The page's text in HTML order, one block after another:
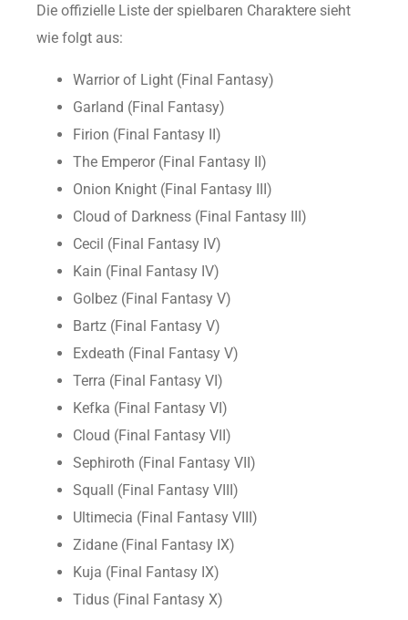
Die offizielle Liste der spielbaren Charaktere sieht
wie folgt aus:
Warrior of Light (Final Fantasy)
Garland (Final Fantasy)
Firion (Final Fantasy II)
The Emperor (Final Fantasy II)
Onion Knight (Final Fantasy III)
Cloud of Darkness (Final Fantasy III)
Cecil (Final Fantasy IV)
Kain (Final Fantasy IV)
Golbez (Final Fantasy V)
Bartz (Final Fantasy V)
Exdeath (Final Fantasy V)
Terra (Final Fantasy VI)
Kefka (Final Fantasy VI)
Cloud (Final Fantasy VII)
Sephiroth (Final Fantasy VII)
Squall (Final Fantasy VIII)
Ultimecia (Final Fantasy VIII)
Zidane (Final Fantasy IX)
Kuja (Final Fantasy IX)
Tidus (Final Fantasy X)